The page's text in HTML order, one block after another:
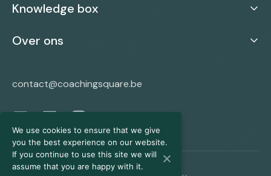
Knowledge box
Over ons
contact@coachingsquare.be
We use cookies to ensure that we give
you the best experience on our website.
If you continue to use this site we will
assume that you are happy with it.